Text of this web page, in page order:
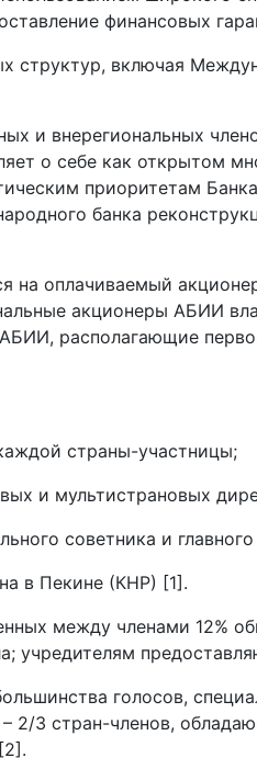
финансовых
структур, включая
и внерегиональных
о себе как открытом
приоритетам
банка
на оплачиваемый
акционеры АБИИ
располагающие
страны-участницы;
и мультистрановых
советника и
в Пекине (КНР) [1].
между членами 12%
учредителям
голосов,
2/3 стран-членов,